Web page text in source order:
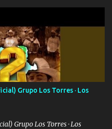
la Bandera por todita a la ciudad
De Tijuana Bulevares
hace falta mi APA FLACO
Pura GENTE DE LA RANA 🐸
CIUDAD TIJUANA Música Al
cualquier necesidad no porque
al andar y nunca con la
Cuando ando de enamorado
Grupo Los Torres · Los
Grupo Los Torres · Los